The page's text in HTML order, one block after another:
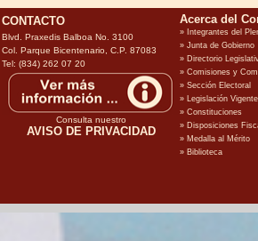
CONTACTO
Blvd. Praxedis Balboa No. 3100
Col. Parque Bicentenario, C.P. 87083
Tel: (834) 262 07 20
Consulta nuestro
AVISO DE PRIVACIDAD